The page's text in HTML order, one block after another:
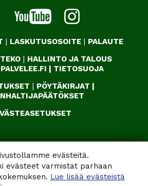
evästeitä.
evästeet varmistat parhaan
Lue lisää evästeistä
| LASKUTUSOSOITE | PALAUTE
| HALLINTO JA TALOUS
| TIETOSUOJA
| PÖYTÄKIRJAT |